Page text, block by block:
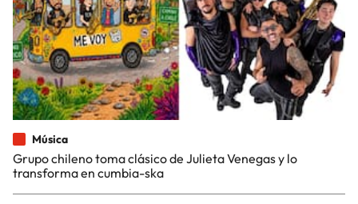
Música
Grupo chileno toma clásico de Julieta Venegas y lo
transforma en cumbia-ska